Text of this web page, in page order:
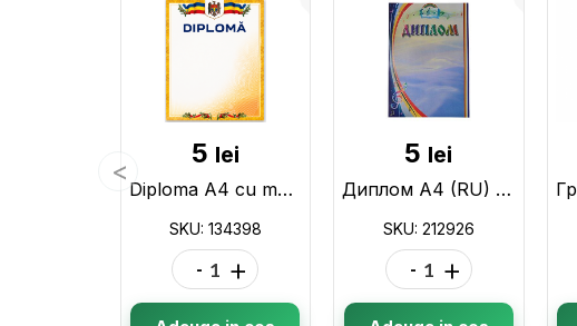
5 lei
Diploma A4 cu margine galbena U07 (720738) 134398
SKU: 134398
- +
5 lei
Диплом A4 (RU) 212926
SKU: 212926
- +